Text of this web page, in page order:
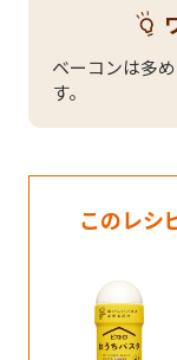
ベーコンは多
す。
このレシ